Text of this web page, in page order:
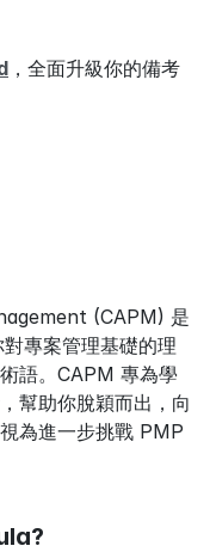
，全面升級你的備考
(CAPM) 是
專案管理基礎的理
語。CAPM 專為學
幫助你脫穎而出，向
為進一步挑戰 PMP